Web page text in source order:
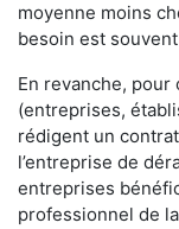
moyenne moins
besoin est
En revanche,
(entreprises,
rédigent un
l’entreprise de
entreprises
professionnel de